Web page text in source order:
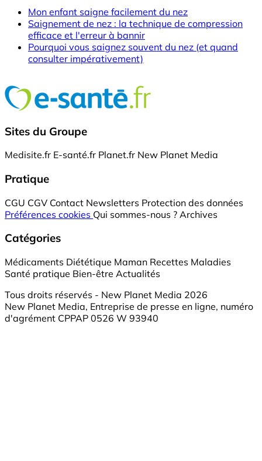
Mon enfant saigne facilement du nez
Saignement de nez : la technique de compression
efficace et l'erreur à bannir
Pourquoi vous saignez souvent du nez (et quand
consulter impérativement)
Sites du Groupe
Medisite.fr E-santé.fr Planet.fr New Planet Media
Pratique
CGU CGV Contact Newsletters Protection des données
Préférences cookies Qui sommes-nous ? Archives
Catégories
Médicaments Diététique Maman Recettes Maladies
Santé pratique Bien-être Actualités
Tous droits réservés - New Planet Media 2026
New Planet Media, Entreprise de presse en ligne, numéro
d'agrément CPPAP 0526 W 93940